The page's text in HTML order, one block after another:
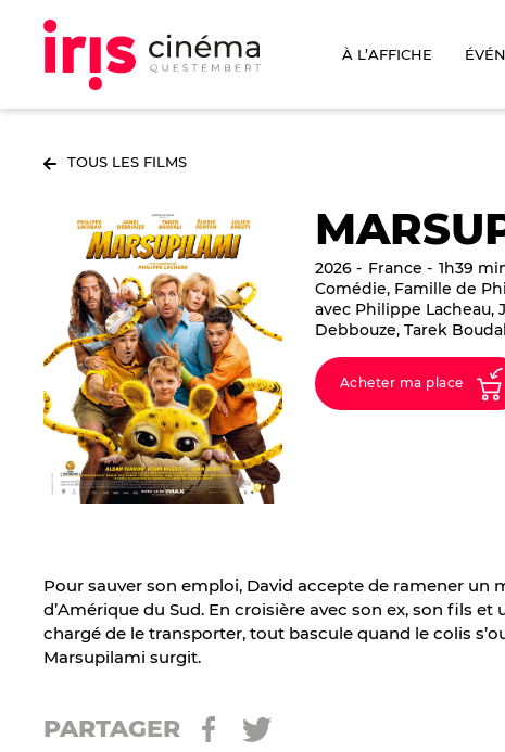
À L’AFFICHE
TOUS LES FILMS
2026 France
1h39
Comédie, Famille de
avec Philippe Lacheau,
Debbouze, Tarek
Acheter ma place
Pour sauver son emploi, David accepte de ramener un
d’Amérique du Sud. En croisière avec son ex, son fils
chargé de le transporter, tout bascule quand le colis
Marsupilami surgit.
PARTAGER